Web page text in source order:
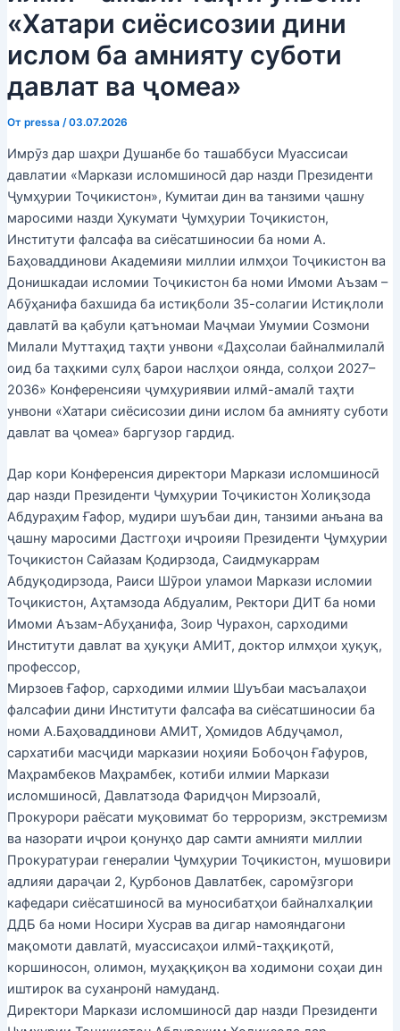
k
«Хатари сиёсисозии дини
ислом ба амнияту суботи
давлат ва ҷомеа»
От pressa /03.07.2026
Имрӯз дар шаҳри Душанбе бо ташаббуси Муассисаи
давлатии «Маркази исломшиносӣ дар назди Президенти
Ҷумҳурии Тоҷикистон», Кумитаи дин ва танзими ҷашну
маросими назди Ҳукумати Ҷумҳурии Тоҷикистон,
Институти фалсафа ва сиёсатшиносии ба номи А.
Баҳоваддинови Академияи миллии илмҳои Тоҷикистон ва
Донишкадаи исломии Тоҷикистон ба номи Имоми Аъзам –
Абӯҳанифа бахшида ба истиқболи 35-солагии Истиқлоли
давлатӣ ва қабули қатъномаи Маҷмаи Умумии Созмони
Милали Муттаҳид таҳти унвони «Даҳсолаи байналмилалӣ
оид ба таҳкими сулҳ барои наслҳои оянда, солҳои 2027–
2036» Конференсияи ҷумҳуриявии илмӣ-амалӣ таҳти
унвони «Хатари сиёсисозии дини ислом ба амнияту суботи
давлат ва ҷомеа» баргузор гардид.
Дар кори Конференсия директори Маркази исломшиносӣ
дар назди Президенти Ҷумҳурии Тоҷикистон Холиқзода
Абдураҳим Ғафор, мудири шуъбаи дин, танзими анъана ва
ҷашну маросими Дастгоҳи иҷроияи Президенти Ҷумҳурии
Тоҷикистон Сайазам Қодирзода, Саидмукаррам
Абдуқодирзода, Раиси Шӯрои уламои Маркази исломии
Тоҷикистон, Аҳтамзода Абдуалим, Ректори ДИТ ба номи
Имоми Аъзам-Абуҳанифа, Зоир Чурахон, сарходими
Институти давлат ва ҳуқуқи АМИТ, доктор илмҳои ҳуқуқ,
профессор,
Мирзоев Ғафор, сарходими илмии Шуъбаи масъалаҳои
фалсафии дини Институти фалсафа ва сиёсатшиносии ба
номи А.Баҳоваддинови АМИТ, Ҳомидов Абдуҷамол,
сархатиби масҷиди марказии ноҳияи Бобоҷон Ғафуров,
Маҳрамбеков Маҳрамбек, котиби илмии Маркази
исломшиносӣ, Давлатзода Фаридҷон Мирзоалӣ,
Прокурори раёсати муқовимат бо терроризм, экстремизм
ва назорати иҷрои қонунҳо дар самти амнияти миллии
Прокуратураи генералии Ҷумҳурии Тоҷикистон, мушовири
адлияи дараҷаи 2, Қурбонов Давлатбек, саромӯзгори
кафедари сиёсатшиносӣ ва муносибатҳои байналхалқии
ДДБ ба номи Носири Хусрав ва дигар намояндагони
мақомоти давлатӣ, муассисаҳои илмӣ-таҳқиқотӣ,
коршиносон, олимон, муҳаққиқон ва ходимони соҳаи дин
иштирок ва суханронӣ намуданд.
Директори Маркази исломшиносӣ дар назди Президенти